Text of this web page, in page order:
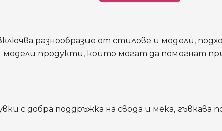
разнообразие от стилове и модели,
продукти, които могат да помогнат
с добра поддръжка на свода и мека, гъвкава